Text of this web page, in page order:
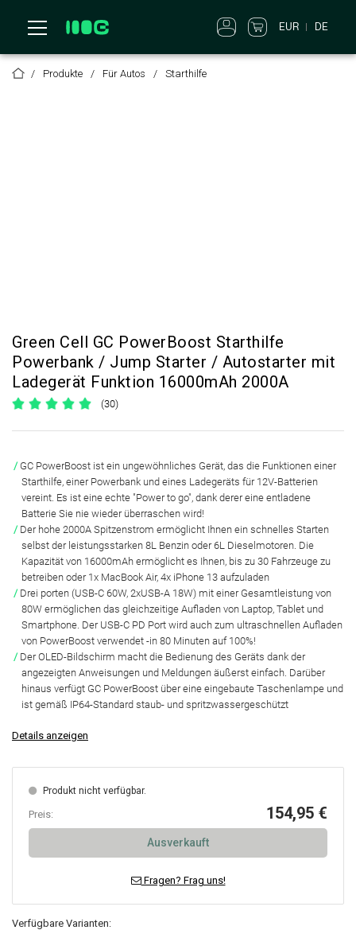
EUR DE
Produkte Für Autos Starthilfe
Green Cell GC PowerBoost Starthilfe
Powerbank / Jump Starter / Autostarter mit
Ladegerät Funktion 16000mAh 2000A
(30)
GC PowerBoost ist ein ungewöhnliches Gerät, das die Funktionen einer
Starthilfe, einer Powerbank und eines Ladegeräts für 12V-Batterien
vereint. Es ist eine echte "Power to go", dank derer eine entladene
Batterie Sie nie wieder überraschen wird!
Der hohe 2000A Spitzenstrom ermöglicht Ihnen ein schnelles Starten
selbst der leistungsstarken 8L Benzin oder 6L Dieselmotoren. Die
Kapazität von 16000mAh ermöglicht es Ihnen, bis zu 30 Fahrzeuge zu
betreiben oder 1x MacBook Air, 4x iPhone 13 aufzuladen
Drei porten (USB-C 60W, 2xUSB-A 18W) mit einer Gesamtleistung von
80W ermöglichen das gleichzeitige Aufladen von Laptop, Tablet und
Smartphone. Der USB-C PD Port wird auch zum ultraschnellen Aufladen
von PowerBoost verwendet -in 80 Minuten auf 100%!
Der OLED-Bildschirm macht die Bedienung des Geräts dank der
angezeigten Anweisungen und Meldungen äußerst einfach. Darüber
hinaus verfügt GC PowerBoost über eine eingebaute Taschenlampe und
ist gemäß IP64-Standard staub- und spritzwassergeschützt
Details anzeigen
Produkt nicht verfügbar.
Preis: 154,95 €
Ausverkauft
Fragen? Frag uns!
Verfügbare Varianten: